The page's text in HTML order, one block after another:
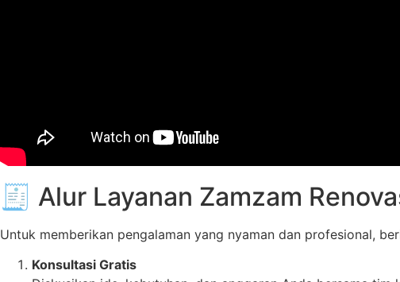
🧾 Alur Layanan Zamzam
Untuk memberikan pengalaman yang nyaman dan profesional,
Konsultasi Gratis